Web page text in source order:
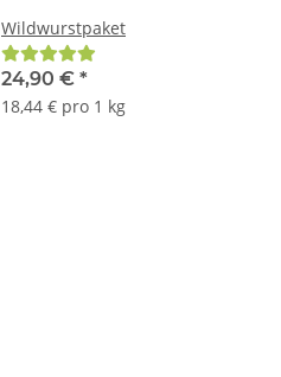
Wildwurstpaket
24,90 € *
18,44 € pro 1 kg